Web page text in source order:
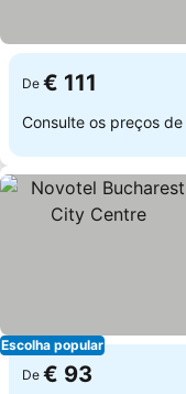
De € 111
Consulte os preços de
Escolha popular
De € 93